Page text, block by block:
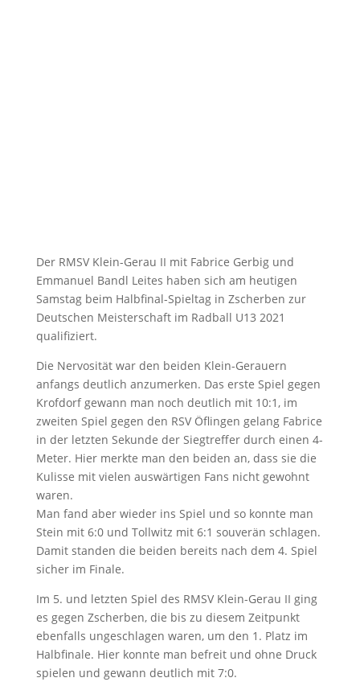
Der RMSV Klein-Gerau II mit Fabrice Gerbig und
Emmanuel Bandl Leites haben sich am heutigen
Samstag beim Halbfinal-Spieltag in Zscherben zur
Deutschen Meisterschaft im Radball U13 2021
qualifiziert.
Die Nervosität war den beiden Klein-Gerauern
anfangs deutlich anzumerken. Das erste Spiel gegen
Krofdorf gewann man noch deutlich mit 10:1, im
zweiten Spiel gegen den RSV Öflingen gelang Fabrice
in der letzten Sekunde der Siegtreffer durch einen 4-
Meter. Hier merkte man den beiden an, dass sie die
Kulisse mit vielen auswärtigen Fans nicht gewohnt
waren.
Man fand aber wieder ins Spiel und so konnte man
Stein mit 6:0 und Tollwitz mit 6:1 souverän schlagen.
Damit standen die beiden bereits nach dem 4. Spiel
sicher im Finale.
Im 5. und letzten Spiel des RMSV Klein-Gerau II ging
es gegen Zscherben, die bis zu diesem Zeitpunkt
ebenfalls ungeschlagen waren, um den 1. Platz im
Halbfinale. Hier konnte man befreit und ohne Druck
spielen und gewann deutlich mit 7:0.